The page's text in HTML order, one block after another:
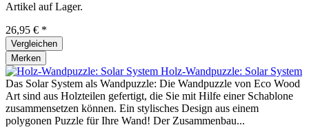
Artikel auf Lager.
26,95 € *
Vergleichen
Merken
Holz-Wandpuzzle: Solar System
Das Solar System als Wandpuzzle: Die Wandpuzzle von Eco Wood
Art sind aus Holzteilen gefertigt, die Sie mit Hilfe einer Schablone
zusammensetzen können. Ein stylisches Design aus einem
polygonen Puzzle für Ihre Wand! Der Zusammenbau...